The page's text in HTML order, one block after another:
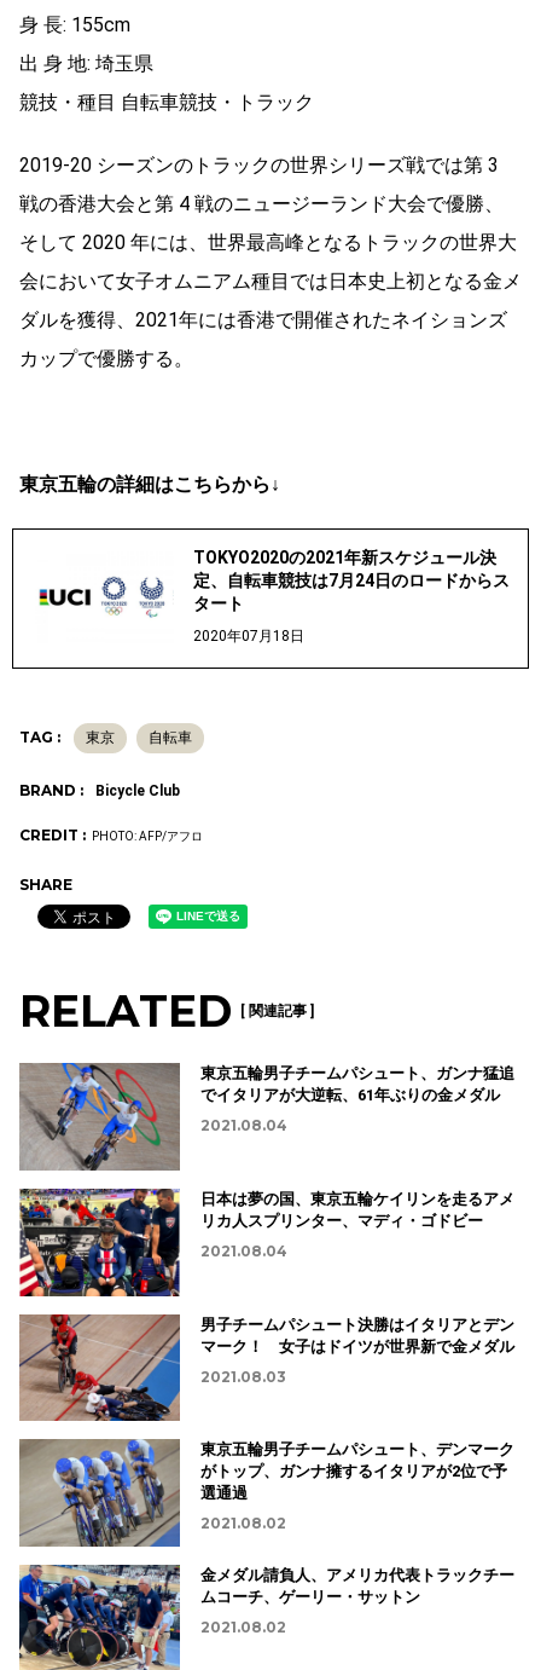
身 長: 155cm
出 身 地: 埼玉県
競技・種目 自転車競技・トラック
2019‐20 シーズンのトラックの世界シリーズ戦では第 3
戦の香港大会と第 4 戦のニュージーランド大会で優勝、
そして 2020 年には、世界最高峰となるトラックの世界大
会において女子オムニアム種目では日本史上初となる金メ
ダルを獲得、2021年には香港で開催されたネイションズ
カップで優勝する。
東京五輪の詳細はこちらから↓
TOKYO2020の2021年新スケジュール決
定、自転車競技は7月24日のロードからス
タート
2020年07月18日
TAG : 東京 自転車
BRAND : Bicycle Club
CREDIT : PHOTO: AFP/アフロ
SHARE
RELATED [ 関連記事 ]
東京五輪男子チームパシュート、ガンナ猛追
でイタリアが大逆転、61年ぶりの金メダル
2021.08.04
日本は夢の国、東京五輪ケイリンを走るアメ
リカ人スプリンター、マディ・ゴドビー
2021.08.04
男子チームパシュート決勝はイタリアとデン
マーク！ 女子はドイツが世界新で金メダル
2021.08.03
東京五輪男子チームパシュート、デンマーク
がトップ、ガンナ擁するイタリアが2位で予
選通過
2021.08.02
金メダル請負人、アメリカ代表トラックチー
ムコーチ、ゲーリー・サットン
2021.08.02